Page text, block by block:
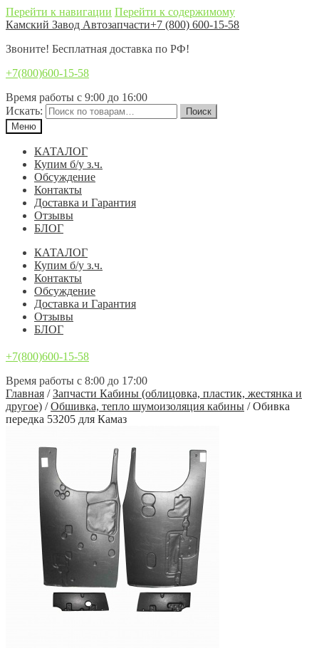
Перейти к навигации Перейти к содержимому
Камский Завод Автозапчасти+7 (800) 600-15-58
Звоните! Бесплатная доставка по РФ!
+7(800)600-15-58
Время работы с 9:00 до 16:00
Искать:
Поиск
Меню
КАТАЛОГ
Купим б/у з.ч.
Обсуждение
Контакты
Доставка и Гарантия
Отзывы
БЛОГ
КАТАЛОГ
Купим б/у з.ч.
Контакты
Обсуждение
Доставка и Гарантия
Отзывы
БЛОГ
+7(800)600-15-58
Время работы с 8:00 до 17:00
Главная /Запчасти Кабины (облицовка, пластик, жестянка и
другое) /Обшивка, тепло шумоизоляция кабины /Обивка
передка 53205 для Камаз